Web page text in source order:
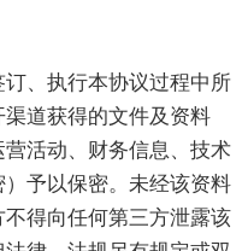
、执行本协议过程中所
道获得的文件及资料
营活动、财务信息、技术
予以保密。未经该资料
得向任何第三方泄露该